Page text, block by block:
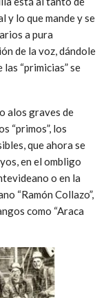
y lo que mande y se
a pura
de la voz, dándole
“primicias” se
alos graves de
“primos”, los
que ahora se
en el ombligo
o en la
“Ramón Collazo”,
como “Araca